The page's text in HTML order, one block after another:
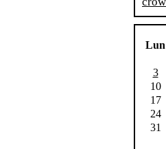
Lun
3
10
17
24
31